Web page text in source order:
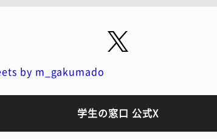
by m_gakumado
学生の窓口 公式X